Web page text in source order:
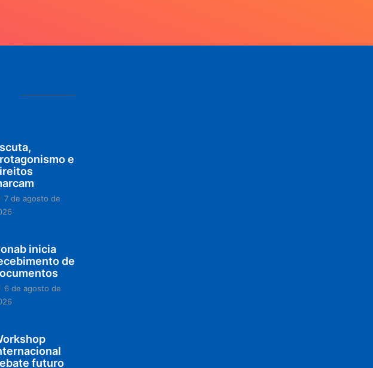
e
7 de agosto de
inicia
de
6 de agosto de
futuro